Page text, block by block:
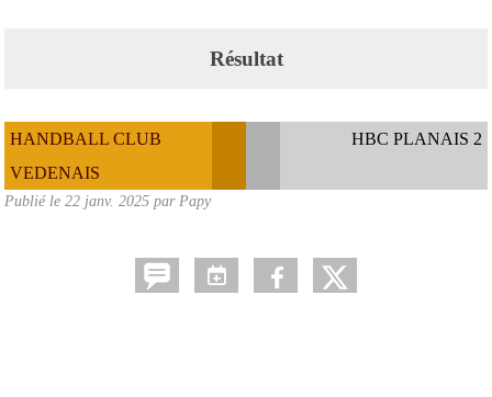
Résultat
HANDBALL CLUB
VEDENAIS
HBC PLANAIS 2
Publié le 22 janv. 2025 par Papy